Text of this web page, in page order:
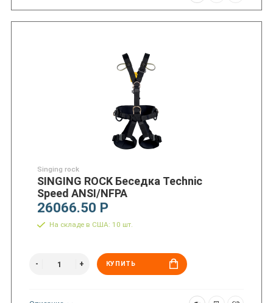
Singing rock
SINGING ROCK Беседка Technic
Speed ANSI/NFPA
26066.50 Р
На складе в США: 10 шт.
КУПИТЬ